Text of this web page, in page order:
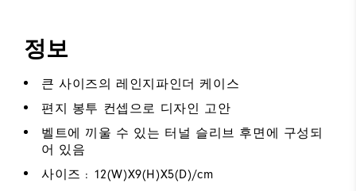
정보
큰 사이즈의 레인지파인더 케이스
편지 봉투 컨셉으로 디자인 고안
벨트에 끼울 수 있는 터널 슬리브 후면에 구성되
어 있음
사이즈 : 12(W)X9(H)X5(D)/cm